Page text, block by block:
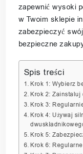
zapewnić wysoki
w Twoim sklepie
zabezpieczyć
bezpieczne
Spis treści
Krok 1: Wybierz
Krok 2: Zainstaluj
Krok 3:
Krok 4: Używaj
Krok 5:
Krok 6: